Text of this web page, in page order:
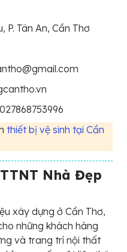
Tân An, Cần Thơ
thiết bị vệ sinh tại Cần
Nhà Đẹp
xây dựng ở Cần Thơ,
những khách hàng
và trang trí nội thất